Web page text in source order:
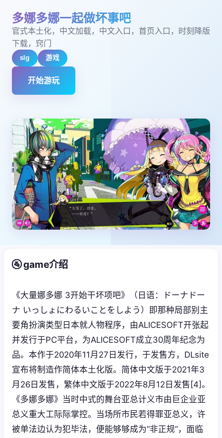
多娜多娜一起做坏事吧
官式本土化，中文加载，中文入口，首页入口，时刻降版
下载，窍门
slg 游戏
开始游玩
🚰 game介绍
《大量娜多娜 3开始干坏项吧》（日语：ドーナドー
ナ いっしょにわるいことをしよう）即那种局部别主
要角扮演类型日本就人物程序，由ALICESOFT开张起
并发行于PC平台，为ALICESOFT成立30周年纪念为
品。本作于2020年11月27日发行，于发售方，DLsite
宣布将制造作简体本土化版。简体中文版于2021年3
月26日发售，繁体中文版于2022年8月12日发售[4]。
《多娜多娜》当时中式的舞台亚总计义市由巨企业亚
总义重大工际际掌控。当场所市民若得罪亚总义，许
被单法边认为犯毕法，便能够够成为“非正规”，面临